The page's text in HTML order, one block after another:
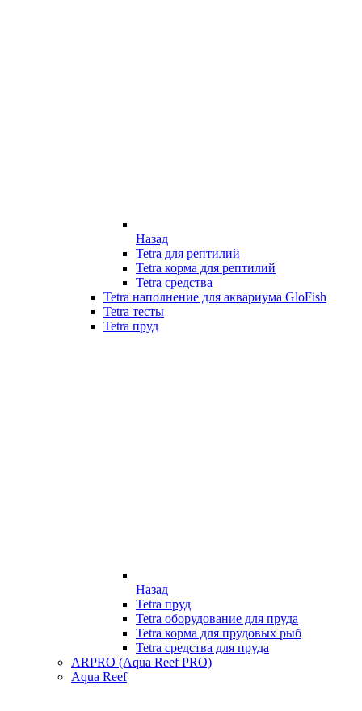
Назад
Tetra для рептилий
Tetra корма для рептилий
Tetra средства
Tetra наполнение для аквариума GloFish
Tetra тесты
Tetra пруд
Назад
Tetra пруд
Tetra оборудование для пруда
Tetra корма для прудовых рыб
Tetra средства для пруда
ARPRO (Aqua Reef PRO)
Aqua Reef